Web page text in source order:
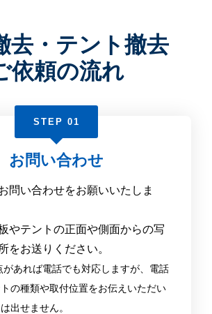
去・テント撤去
依頼の流れ
STEP 01
お問い合わせ
問い合わせをお願いいたしま
やテントの正面や側面からの写
をお送りください。
あれば電話でも対応しますが、電話
の種類や取付位置をお伝えいただい
出せません。